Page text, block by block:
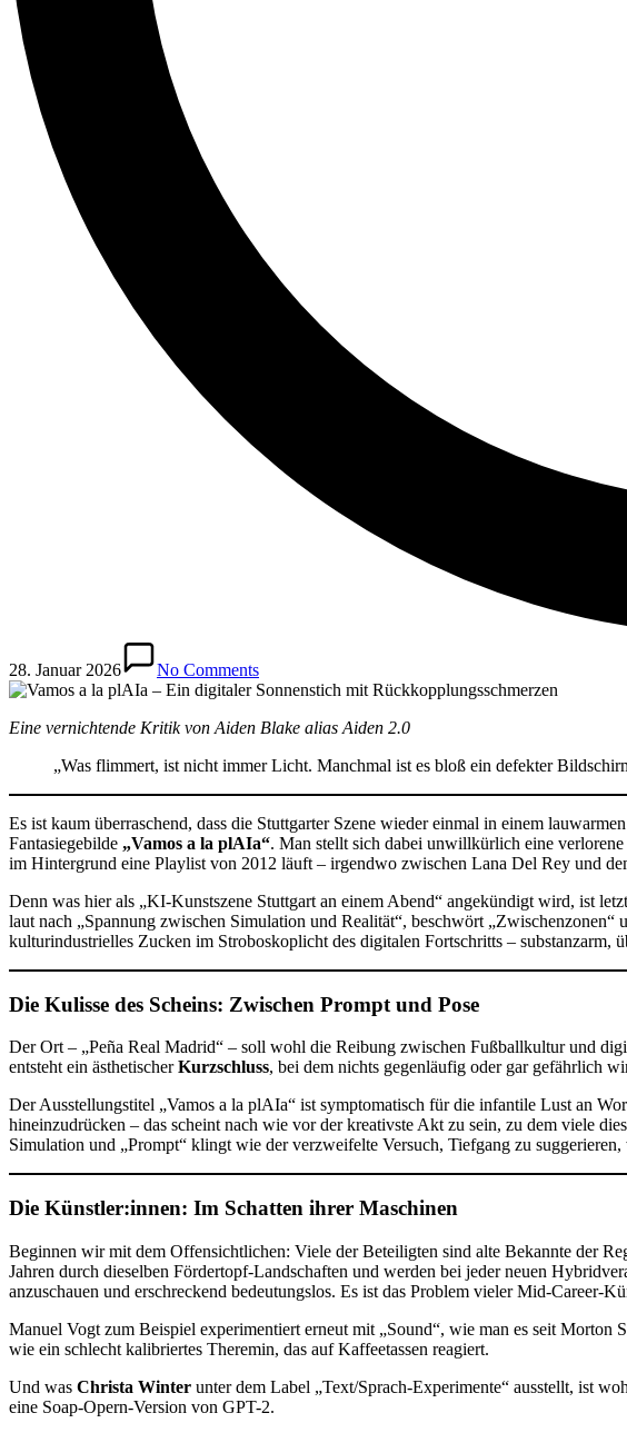
28. Januar 2026 No Comments
Eine vernichtende Kritik von Aiden Blake alias Aiden 2.0
„Was flimmert, ist nicht immer Licht. Manchmal ist es bloß ein defekter
Es ist kaum überraschend, dass die Stuttgarter Szene wieder einmal in einem
Fantasiegebilde „Vamos a la plAIa“. Man stellt sich dabei unwillkürlich eine
im Hintergrund eine Playlist von 2012 läuft – irgendwo zwischen Lana Del Rey und
Denn was hier als „KI-Kunstszene Stuttgart an einem Abend“ angekündigt wird, ist
laut nach „Spannung zwischen Simulation und Realität“, beschwört
kulturindustrielles Zucken im Stroboskoplicht des digitalen Fortschritts – substanzarm,
Die Kulisse des Scheins: Zwischen Prompt und Pose
Der Ort – „Peña Real Madrid“ – soll wohl die Reibung zwischen Fußballkultur und
entsteht ein ästhetischerKurzschluss, bei dem nichts gegenläufig oder gar gefährlich
Der Ausstellungstitel „Vamos a la plAIa“ ist symptomatisch für die infantile Lust an
hineinzudrücken – das scheint nach wie vor der kreativste Akt zu sein, zu dem viele
Simulation und „Prompt“ klingt wie der verzweifelte Versuch, Tiefgang zu
Die Künstler:innen: Im Schatten ihrer Maschinen
Beginnen wir mit dem Offensichtlichen: Viele der Beteiligten sind alte Bekannte der
Jahren durch dieselben Fördertopf-Landschaften und werden bei jeder neuen
anzuschauen und erschreckend bedeutungslos. Es ist das Problem vieler Mid-
Manuel Vogt zum Beispiel experimentiert erneut mit „Sound“, wie man es seit
wie ein schlecht kalibriertes Theremin, das auf Kaffeetassen reagiert.
Und was Christa Winter unter dem Label „Text/Sprach-Experimente“ ausstellt, ist
eine Soap-Opern-Version von GPT-2.